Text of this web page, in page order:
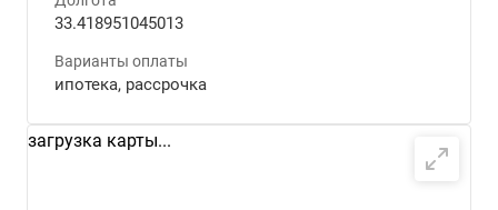
33.418951045013
Варианты оплаты
ипотека, рассрочка
загрузка карты...